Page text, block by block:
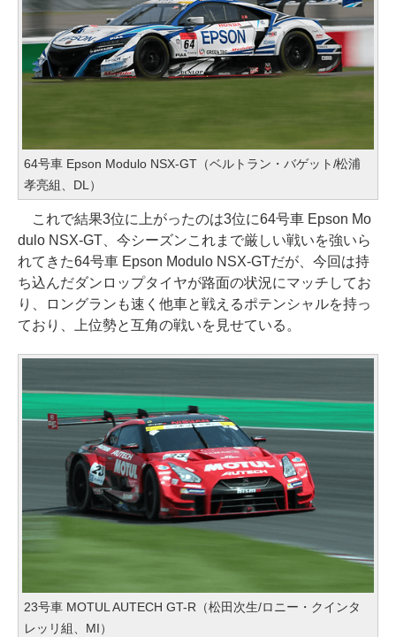
64号車 Epson Modulo NSX-GT（ベルトラン・バゲット/松浦
孝亮組、DL）
これで結果3位に上がったのは3位に64号車 Epson Mo
dulo NSX-GT、今シーズンこれまで厳しい戦いを強いら
れてきた64号車 Epson Modulo NSX-GTだが、今回は持
ち込んだダンロップタイヤが路面の状況にマッチしてお
り、ロングランも速く他車と戦えるポテンシャルを持っ
ており、上位勢と互角の戦いを見せている。
23号車 MOTUL AUTECH GT-R（松田次生/ロニー・クインタ
レッリ組、MI）